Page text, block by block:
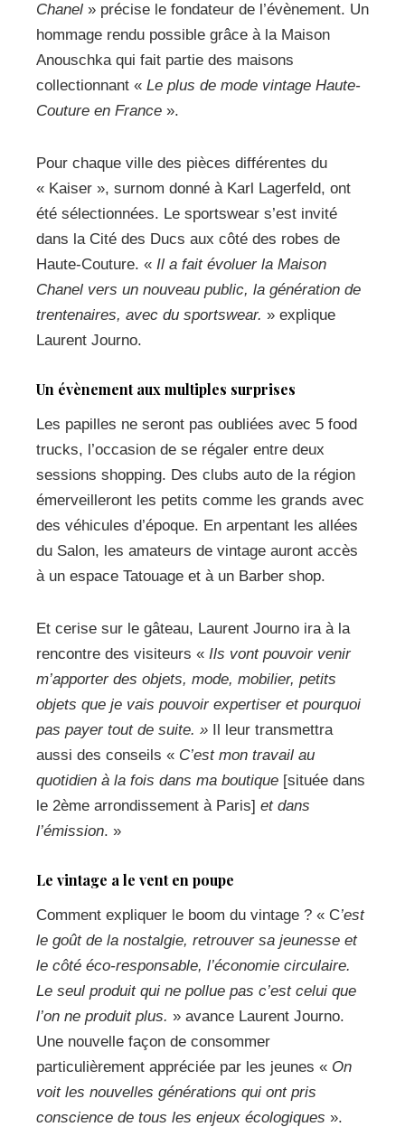
Chanel » précise le fondateur de l’évènement. Un
hommage rendu possible grâce à la Maison
Anouschka qui fait partie des maisons
collectionnant « Le plus de mode vintage Haute-
Couture en France ».
Pour chaque ville des pièces différentes du
« Kaiser », surnom donné à Karl Lagerfeld, ont
été sélectionnées. Le sportswear s’est invité
dans la Cité des Ducs aux côté des robes de
Haute-Couture. « Il a fait évoluer la Maison
Chanel vers un nouveau public, la génération de
trentenaires, avec du sportswear. » explique
Laurent Journo.
Un évènement aux multiples surprises
Les papilles ne seront pas oubliées avec 5 food
trucks, l’occasion de se régaler entre deux
sessions shopping. Des clubs auto de la région
émerveilleront les petits comme les grands avec
des véhicules d’époque. En arpentant les allées
du Salon, les amateurs de vintage auront accès
à un espace Tatouage et à un Barber shop.
Et cerise sur le gâteau, Laurent Journo ira à la
rencontre des visiteurs « Ils vont pouvoir venir
m’apporter des objets, mode, mobilier, petits
objets que je vais pouvoir expertiser et pourquoi
pas payer tout de suite. » Il leur transmettra
aussi des conseils « C’est mon travail au
quotidien à la fois dans ma boutique [située dans
le 2ème arrondissement à Paris] et dans
l’émission. »
Le vintage a le vent en poupe
Comment expliquer le boom du vintage ? « C’est
le goût de la nostalgie, retrouver sa jeunesse et
le côté éco-responsable, l’économie circulaire.
Le seul produit qui ne pollue pas c’est celui que
l’on ne produit plus. » avance Laurent Journo.
Une nouvelle façon de consommer
particulièrement appréciée par les jeunes « On
voit les nouvelles générations qui ont pris
conscience de tous les enjeux écologiques ».